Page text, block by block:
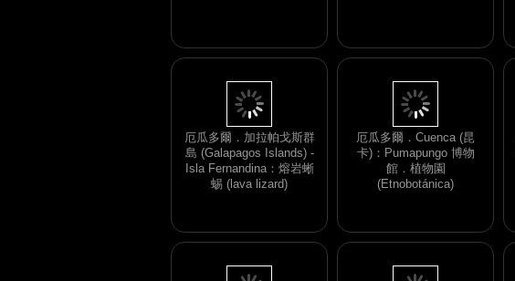
厄瓜多爾．加拉帕戈斯群
島 (Galapagos Islands) -
Isla Fernandina：熔岩蜥
厄瓜多爾．Cuenca (昆
卡)：Pumapungo 博物
館．植物園